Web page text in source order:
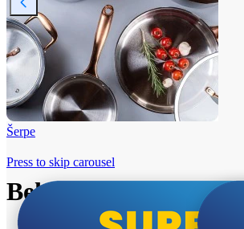
Šerpe
Beko i Tesla super cene
Press to skip carousel